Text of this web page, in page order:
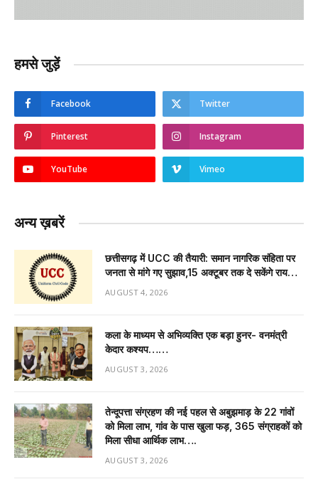
हमसे जुड़ें
Facebook Twitter
Pinterest Instagram
YouTube Vimeo
अन्य ख़बरें
​छत्तीसगढ़ में UCC की तैयारी: समान नागरिक संहिता पर
जनता से मांगे गए सुझाव,15 अक्टूबर तक दे सकेंगे राय…
AUGUST 4, 2026
कला के माध्यम से अभिव्यक्ति एक बड़ा हुनर- वनमंत्री
केदार कश्यप……
AUGUST 3, 2026
तेन्दूपत्ता संग्रहण की नई पहल से अबुझमाड़ के 22 गांवों
को मिला लाभ, गांव के पास खुला फड़, 365 संग्राहकों को
मिला सीधा आर्थिक लाभ….
AUGUST 3, 2026